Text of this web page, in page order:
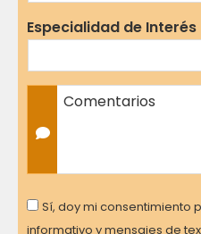
Especialidad de Interés
Comentarios
Consent
Sí, doy mi consentimiento
informativo y mensajes de